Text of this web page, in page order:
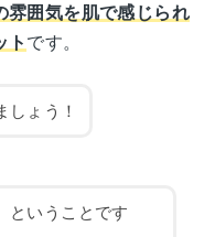
雰囲気を肌で感じられ
ト です。
ょう！
ということです